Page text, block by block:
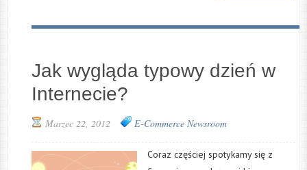
Jak wygląda typowy dzień w
Internecie?
Marzec 22, 2012 E-Commerce Newsroom
Coraz częściej spotykamy się z